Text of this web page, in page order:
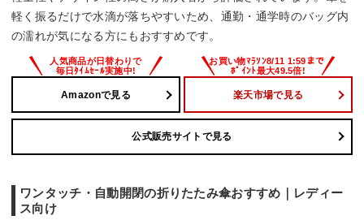
軽く振るだけで水滴が落ちやすいため、通勤・通学時のバッグ内
の濡れが気になる方にもおすすめです。
Amazonで見る 楽天市場で見る
公式販売サイトで見る
ワンタッチ・自動開閉の折りたたみ傘おすすめ｜レディー
ス向け